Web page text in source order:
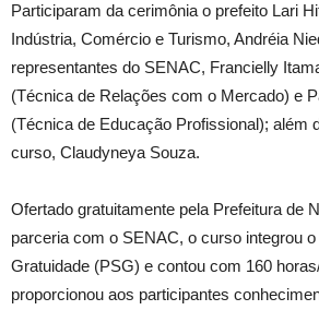
Participaram da cerimônia o prefeito Lari
Indústria, Comércio e Turismo, Andréia
representantes do SENAC, Francielly
(Técnica de Relações com o Mercado) e
(Técnica de Educação Profissional); além
curso, Claudyneya Souza.
Ofertado gratuitamente pela Prefeitura de
parceria com o SENAC, o curso integrou
Gratuidade (PSG) e contou com 160
proporcionou aos participantes